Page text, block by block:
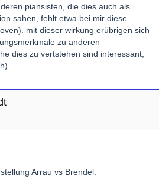
piansisten, die dies auch als
sahen, fehlt etwa bei mir diese
mit dieser wirkung erübrigen sich
zu anderen
dies zu vertstehen sind interessant,
Arrau vs Brendel.